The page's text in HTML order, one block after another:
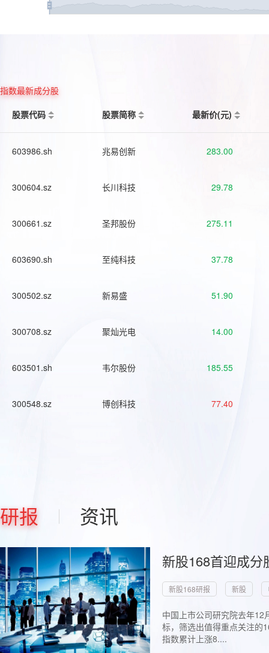
指数最新成分股
股票代码
股票简称 最新价(元)
603986.sh 兆易创新 283.00
300604.sz 长川科技 29.78
300661.sz 圣邦股份 275.11
603690.sh 至纯科技 37.78
300502.sz 新易盛 51.90
300708.sz 聚灿光电 14.00
603501.sh 韦尔股份 185.55
300548.sz 博创科技 77.40
研报 资讯
新股168首迎成
新股168研报 新股
中国上市公司研究院去年
标，筛选出值得重点关注的
指数累计上涨8....